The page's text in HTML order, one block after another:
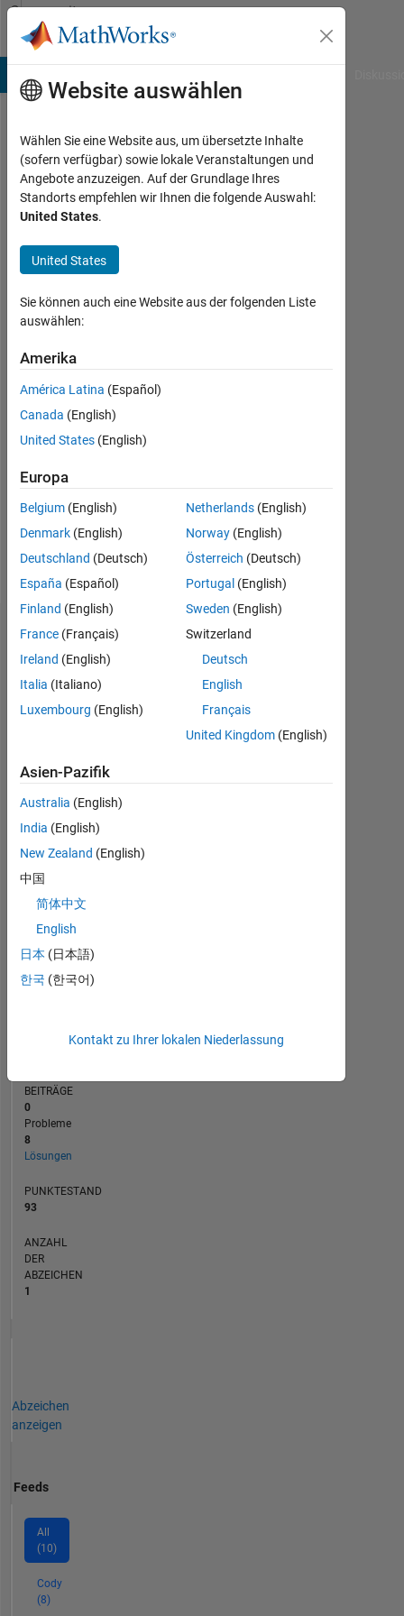
Weiter zum Inhalt
Community
Profile
Vincent
Nent
Last
etwa
3
Jahre
Aktiv
seit
2021
0
Following:
0
Follow
Dashboard
Statistik
All Cody MATLAB Answers
BEITRÄGE L
0
3
5
6
7
8
BEITRÄGE
0
Probleme
8
Lösungen
PUNKTESTAND
93
ANZAHL
DER
ABZEICHEN
1
Abzeichen
anzeigen
Feeds
All
(10)
Cody
(8)
Website auswählen
Wählen Sie eine Website aus, um übersetzte Inhalte
(sofern verfügbar) sowie lokale Veranstaltungen und
Angebote anzuzeigen. Auf der Grundlage Ihres
Standorts empfehlen wir Ihnen die folgende Auswahl:
United States.
United States
Sie können auch eine Website aus der folgenden Liste
auswählen:
Amerika
América Latina (Español)
Canada (English)
United States (English)
Europa
Belgium (English)
Denmark (English)
Deutschland (Deutsch)
España (Español)
Finland (English)
France (Français)
Ireland (English)
Italia (Italiano)
Luxembourg (English)
Netherlands (English)
Norway (English)
Österreich (Deutsch)
Portugal (English)
Sweden (English)
Switzerland
Deutsch
English
Français
United Kingdom (English)
Asien-Pazifik
Australia (English)
India (English)
New Zealand (English)
中国
简体中文
English
日本 (日本語)
한국 (한국어)
Kontakt zu Ihrer lokalen Niederlassung